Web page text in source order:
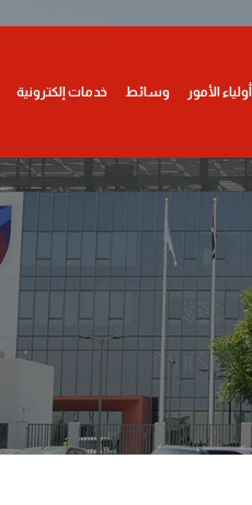
أولياء الأمور وسائط خدمات إلكترونية